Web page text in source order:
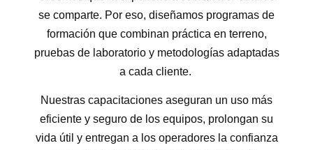
se comparte. Por eso, diseñamos programas de
formación que combinan práctica en terreno,
pruebas de laboratorio y metodologías adaptadas
a cada cliente.
Nuestras capacitaciones aseguran un uso más
eficiente y seguro de los equipos, prolongan su
vida útil y entregan a los operadores la confianza